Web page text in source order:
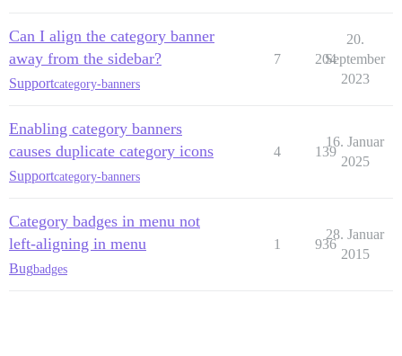
Can I align the category banner
away from the sidebar?
Supportcategory-banners
7 204
20.
September
2023
Enabling category banners
causes duplicate category icons
Supportcategory-banners
4 139
16. Januar
2025
Category badges in menu not
left-aligning in menu
Bugbadges
1 936
28. Januar
2015